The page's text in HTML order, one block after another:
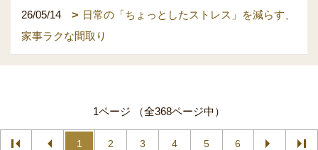
26/05/14
日常の「ちょっとしたストレス」を減らす、
家事ラクな間取り
1ページ （全368ページ中）
1 2 3 4 5 6